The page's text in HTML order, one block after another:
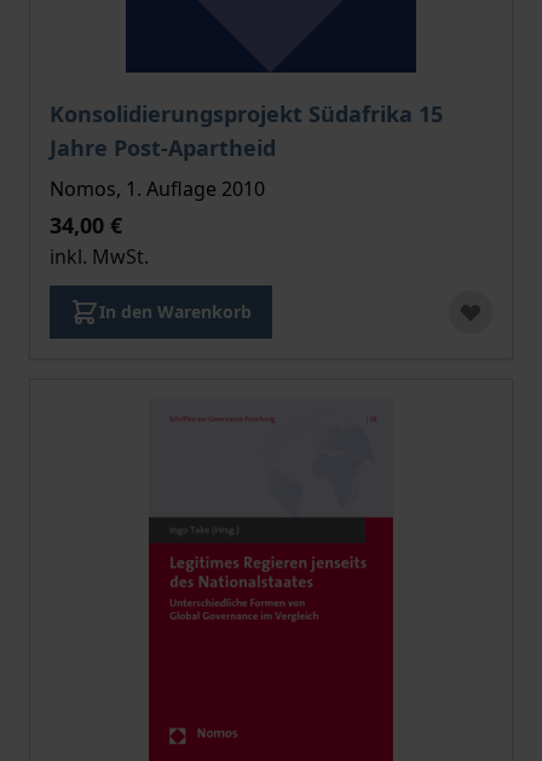
Konsolidierungsprojekt Südafrika 15
Jahre Post-Apartheid
Der Preis dieses Titels richtet sich nach der
Nomos, 1. Auflage 2010
34,00 €
inkl. MwSt.
In den Warenkorb